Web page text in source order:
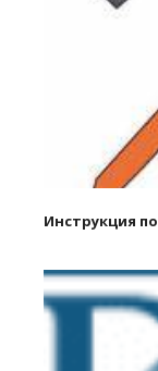
Инструкция